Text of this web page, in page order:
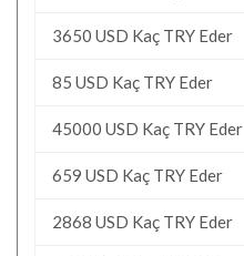
3650 USD Kaç TRY Eder
85 USD Kaç TRY Eder
45000 USD Kaç TRY Eder
659 USD Kaç TRY Eder
2868 USD Kaç TRY Eder